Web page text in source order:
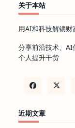
关于本站
用AI和科技解锁财
分享前沿技术、AI
个人提升干货
近期文章